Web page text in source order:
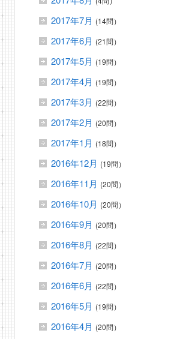
2017年7月 (14問）
2017年6月 (21問）
2017年5月 (19問）
2017年4月 (19問）
2017年3月 (22問）
2017年2月 (20問）
2017年1月 (18問）
2016年12月 (19問）
2016年11月 (20問）
2016年10月 (20問）
2016年9月 (20問）
2016年8月 (22問）
2016年7月 (20問）
2016年6月 (22問）
2016年5月 (19問）
2016年4月 (20問）